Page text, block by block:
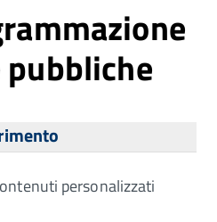
personalizzati